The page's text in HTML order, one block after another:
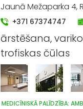
Jaunā Mežaparka 4,
+371 67374747
ārstēšana,
trofiskas čūlas
MEDICĪNISKĀ PALĪDZĪBA: